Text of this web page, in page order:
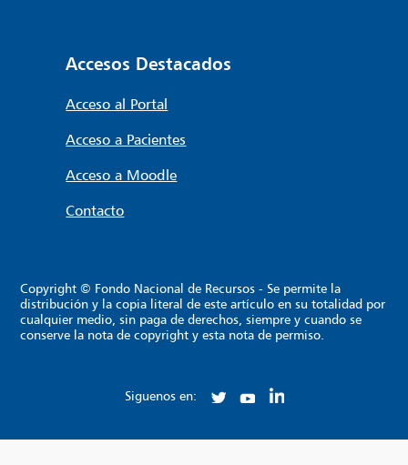
Accesos Destacados
Acceso al Portal
Acceso a Pacientes
Acceso a Moodle
Contacto
Copyright © Fondo Nacional de Recursos - Se permite la
distribución y la copia literal de este artículo en su totalidad por
cualquier medio, sin paga de derechos, siempre y cuando se
conserve la nota de copyright y esta nota de permiso.
Siguenos en: